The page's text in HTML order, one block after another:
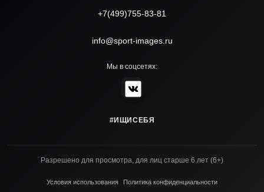
+7(499)755-83-81
info@sport-images.ru
Мы в соцсетях:
#ИЩИСЕБЯ
Разрешено для просмотра, для лиц старше 6 лет (6+)
Условия использования Политика конфиденциальности